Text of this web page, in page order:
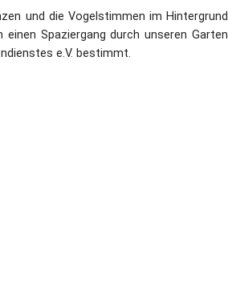
und die Vogelstimmen im Hintergrund
Spaziergang durch unseren Garten
e.V. bestimmt.